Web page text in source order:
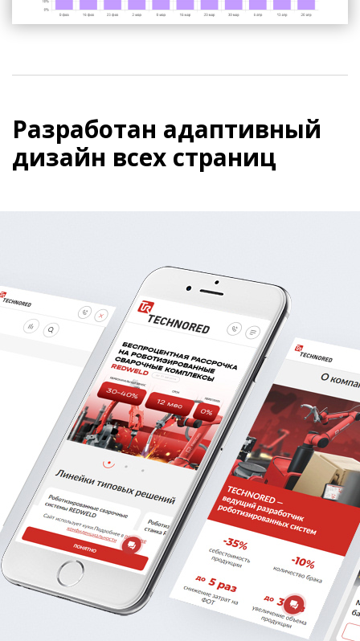
Разработан адаптивный
дизайн всех страниц